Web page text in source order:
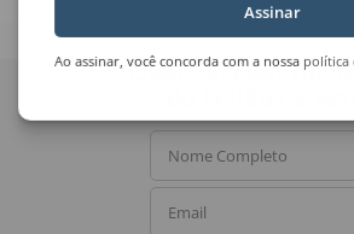
Assinar
Ao assinar, você concorda com a nossa política
Quer receber
Nome Completo
Email